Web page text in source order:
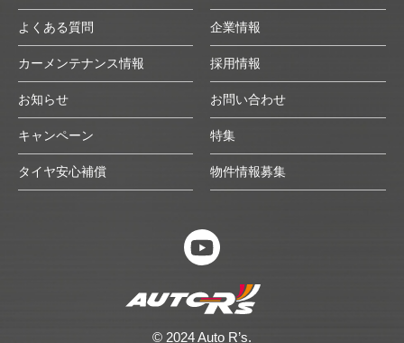
よくある質問 企業情報
カーメンテナンス情報 採用情報
お知らせ お問い合わせ
キャンペーン 特集
タイヤ安心補償 物件情報募集
© 2024 Auto R’s.